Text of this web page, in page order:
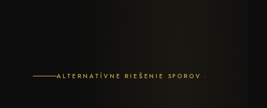
ALTERNATÍVNE RIEŠENIE SPOROV ·